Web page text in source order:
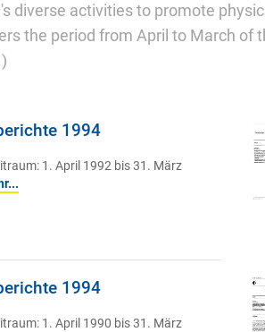
diverse activities to promote
the period from April to March of
1994
1. April 1992 bis 31. März
1994
1. April 1990 bis 31. März